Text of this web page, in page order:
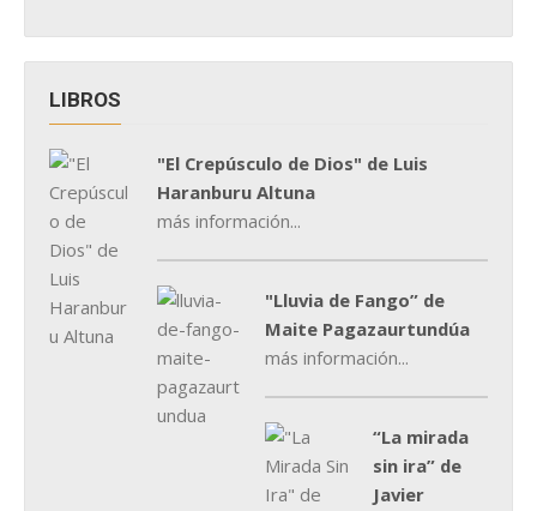
LIBROS
"El Crepúsculo de Dios" de Luis
Haranburu Altuna
más información...
"Lluvia de Fango” de
Maite Pagazaurtundúa
más información...
“La mirada
sin ira” de
Javier